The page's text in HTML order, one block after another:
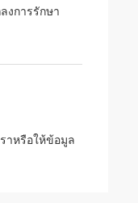
งการรักษา
าหรือให้ข้อมูล